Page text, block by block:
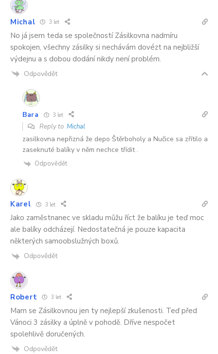
Michal 3 let
No já jsem teda se společností Zásilkovna nadmíru
spokojen, všechny zásilky si nechávám dovézt na nejbližší
výdejnu a s dobou dodání nikdy není problém.
Odpovědět
Bara 3 let
Reply to Michal
zasilkovna nepřizná že depo Štěrboholy a Nučice sa zřítilo a
zaseknuté balíky v něm nechce třídit .
Odpovědět
Karel 3 let
Jako zaměstnanec ve skladu můžu říct že balíku je teď moc
ale balíky odcházejí. Nedostatečná je pouze kapacita
některých samoobslužných boxů.
Odpovědět
Robert 3 let
Mam se Zásilkovnou jen ty nejlepší zkušenosti. Teď před
Vánoci 3 zásilky a úplně v pohodě. Dříve nespočet
spolehlivě doručených.
Odpovědět